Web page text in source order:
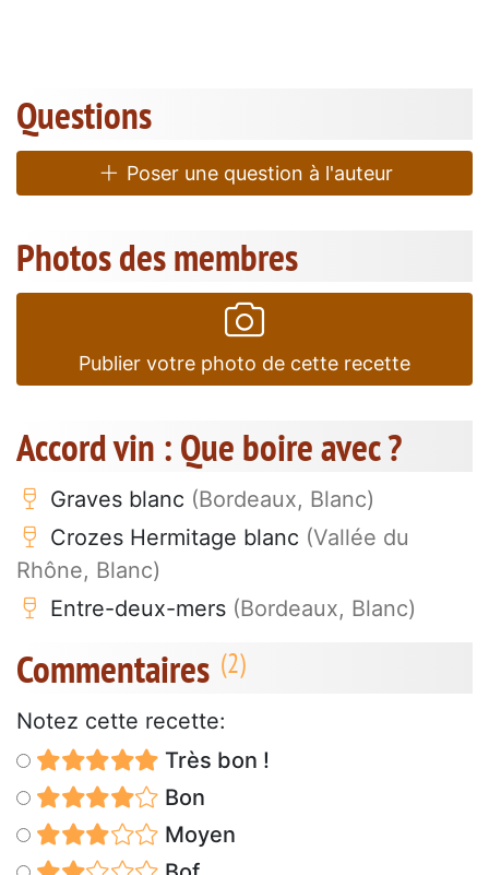
Questions
Poser une question à l'auteur
Photos des membres
Publier votre photo de cette recette
Accord vin : Que boire avec ?
Graves blanc (Bordeaux, Blanc)
Crozes Hermitage blanc (Vallée du
Rhône, Blanc)
Entre-deux-mers (Bordeaux, Blanc)
Commentaires
Notez cette recette:
Très bon !
Bon
Moyen